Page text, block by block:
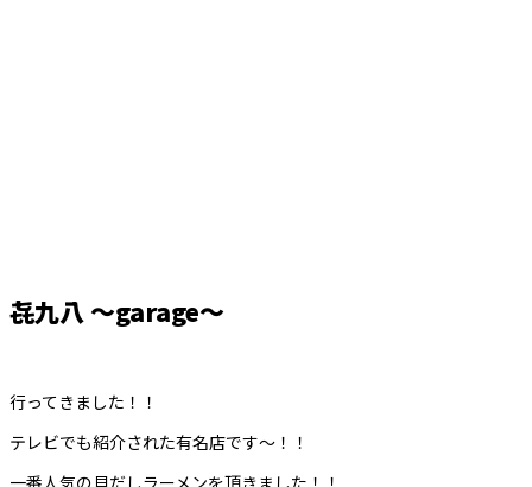
㐂九八 ～garage～
行ってきました！！
テレビでも紹介された有名店です～！！